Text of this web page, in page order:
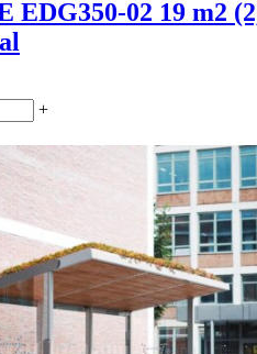
EDG350-02 19 m2
+